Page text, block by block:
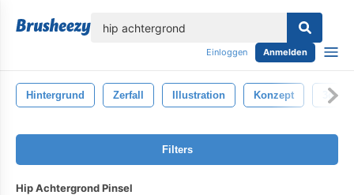
Einloggen Anmelden
Hintergrund Zerfall Illustration Konzept 3d
Filters
Hip Achtergrond Pinsel